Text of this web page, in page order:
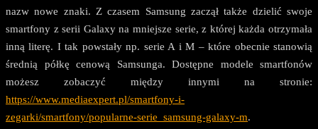
nazw nowe znaki. Z czasem Samsung zaczął także dzielić swoje
smartfony z serii Galaxy na mniejsze serie, z której każda otrzymała
inną literę. I tak powstały np. serie A i M – które obecnie stanowią
średnią półkę cenową Samsunga. Dostępne modele smartfonów
możesz zobaczyć między innymi na stronie:
https://www.mediaexpert.pl/smartfony-i-
zegarki/smartfony/popularne-serie_samsung-galaxy-m.